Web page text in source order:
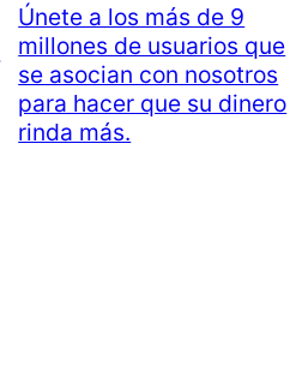
Únete a los más de 9
millones de usuarios que
se asocian con nosotros
para hacer que su dinero
rinda más.